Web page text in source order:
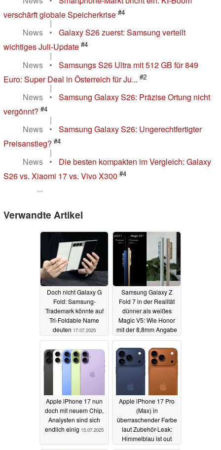
verschärft globale Speicherkrise #4
|
News
•
Galaxy S26 zuerst: Samsung verteilt
wichtiges Juli-Update #4
|
News
•
Samsungs S26 Ultra mit 512 GB für 849
Euro: Super Deal in Österreich für Ju... #2
|
News
•
Samsung Galaxy S26: Präzise Ortung nicht
vergönnt? #4
|
News
•
Samsung Galaxy S26: Ungerechtfertigter
Preisanstieg? #4
|
News
•
Die besten kompakten im Vergleich: Galaxy
S26 vs. Xiaomi 17 vs. Vivo X300 #4
...
Verwandte Artikel
Doch nicht Galaxy G
Fold: Samsung-
Trademark könnte auf
Tri-Foldable Name
deuten 17.07.2025
Samsung Galaxy Z
Fold 7 in der Realität
dünner als weißes
Magic V5: Wie Honor
mit der 8,8mm Angabe
Apple iPhone 17 nun
doch mit neuem Chip,
Analysten sind sich
endlich einig 15.07.2025
Apple iPhone 17 Pro
(Max) in
überraschender Farbe
laut Zubehör-Leak:
Himmelblau ist out